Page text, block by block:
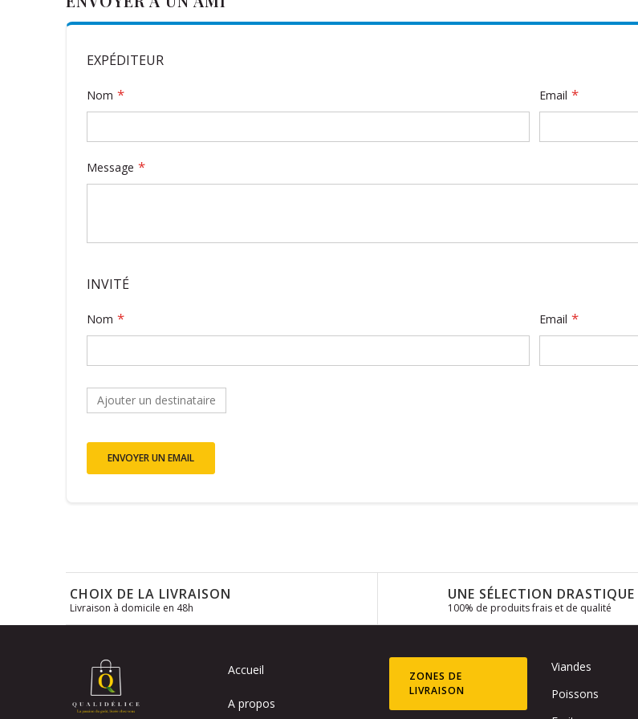
EXPÉDITEUR
Nom Email
Message
INVITÉ
Nom Email
Ajouter un destinataire
ENVOYER UN EMAIL
CHOIX DE LA LIVRAISON
Livraison à domicile en 48h
UNE SÉLECTION DRASTIQUE
100% de produits frais et de qualité
Accueil
A propos
ZONES DE
LIVRAISON
Viandes
Poissons